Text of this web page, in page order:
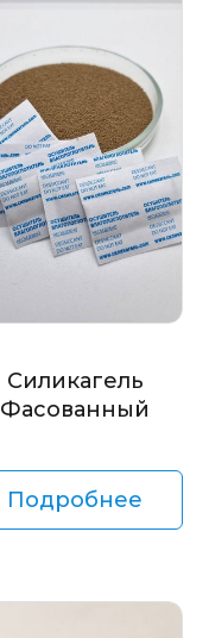
Силикагель
Фасованный
Подробнее